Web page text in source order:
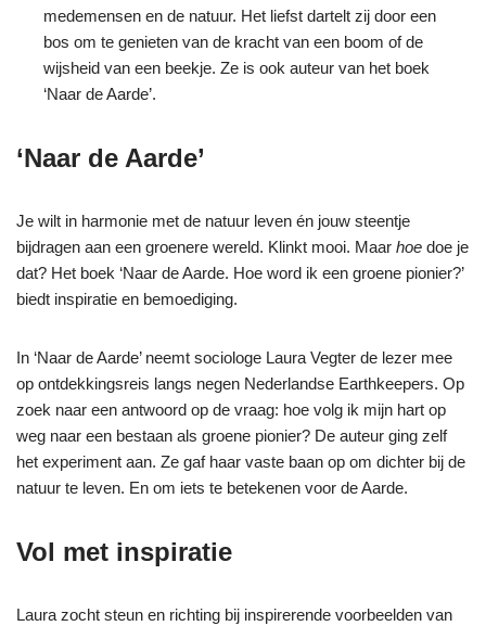
medemensen en de natuur. Het liefst dartelt zij door een
bos om te genieten van de kracht van een boom of de
wijsheid van een beekje. Ze is ook auteur van het boek
‘Naar de Aarde’.
‘Naar de Aarde’
Je wilt in harmonie met de natuur leven én jouw steentje
bijdragen aan een groenere wereld. Klinkt mooi. Maar hoe doe je
dat? Het boek ‘Naar de Aarde. Hoe word ik een groene pionier?’
biedt inspiratie en bemoediging.
In ‘Naar de Aarde’ neemt sociologe Laura Vegter de lezer mee
op ontdekkingsreis langs negen Nederlandse Earthkeepers. Op
zoek naar een antwoord op de vraag: hoe volg ik mijn hart op
weg naar een bestaan als groene pionier? De auteur ging zelf
het experiment aan. Ze gaf haar vaste baan op om dichter bij de
natuur te leven. En om iets te betekenen voor de Aarde.
Vol met inspiratie
Laura zocht steun en richting bij inspirerende voorbeelden van